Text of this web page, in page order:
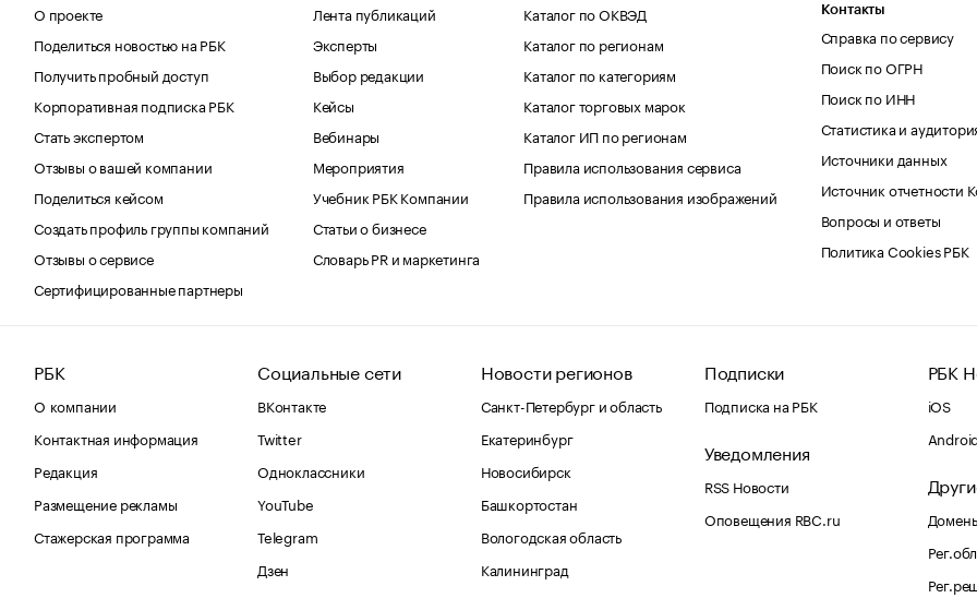
О проекте
Поделиться новостью на РБК
Получить пробный доступ
Корпоративная подписка РБК
Стать экспертом
Отзывы о вашей компании
Поделиться кейсом
Создать профиль группы компаний
Отзывы о сервисе
Сертифицированные партнеры
Лента публикаций
Эксперты
Выбор редакции
Кейсы
Вебинары
Мероприятия
Учебник РБК Компании
Статьи о бизнесе
Словарь PR и маркетинга
Каталог по ОКВЭД
Каталог по регионам
Каталог по категориям
Каталог торговых марок
Каталог ИП по регионам
Правила использования сервиса
Правила использования изображений
Контакты
Справка по сервису
Поиск по ОГРН
Поиск по ИНН
Статистика и
Источники данных
Источник отчетности
Вопросы и ответы
Политика Cookies РБК
РБК
О компании
Контактная информация
Редакция
Размещение рекламы
Стажерская программа
Социальные сети
ВКонтакте
Twitter
Одноклассники
YouTube
Telegram
Дзен
Новости регионов
Санкт-Петербург и область
Екатеринбург
Новосибирск
Башкортостан
Вологодская область
Калининград
Подписки
Подписка на РБК
Уведомления
RSS Новости
Оповещения RBC.ru
РБК
iOS